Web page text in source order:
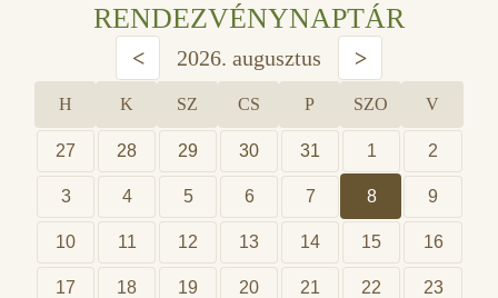
RENDEZVÉNYNAPTÁR
< 2026. augusztus >
H K SZ CS P SZO V
27 28 29 30 31 1 2
3 4 5 6 7 8 9
10 11 12 13 14 15 16
17 18 19 20 21 22 23